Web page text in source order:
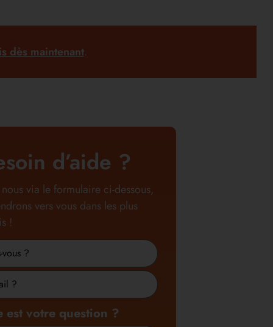
dès maintenant.
d’aide ?
via le formulaire ci-dessous,
vers vous dans les plus
!
est votre question ?